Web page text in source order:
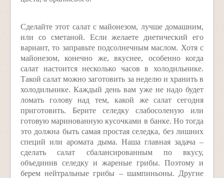
Сделайте этот салат с майонезом, лучше домашним,
или со сметаной. Если желаете диетический его
вариант, то заправьте подсолнечным маслом. Хотя с
майонезом, конечно же, вкуснее, особенно когда
салат настоится несколько часов в холодильнике.
Такой салат можно заготовить за неделю и хранить в
холодильнике. Каждый день вам уже не надо будет
ломать голову над тем, какой же салат сегодня
приготовить. Берите селедку слабосоленую или
готовую маринованную кусочками в банке. Но тогда
это должна быть самая простая селедка, без лишних
специй или аромата дыма. Наша главная задача –
сделать салат сбалансированным по вкусу,
объединив селедку и жареные грибы. Поэтому и
берем нейтральные грибы – шампиньоны. Другие